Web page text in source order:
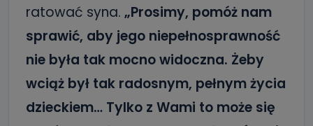
ratować syna. „Prosimy, pomóż nam
sprawić, aby jego niepełnosprawność
nie była tak mocno widoczna. Żeby
wciąż był tak radosnym, pełnym życia
dzieckiem… Tylko z Wami to może się